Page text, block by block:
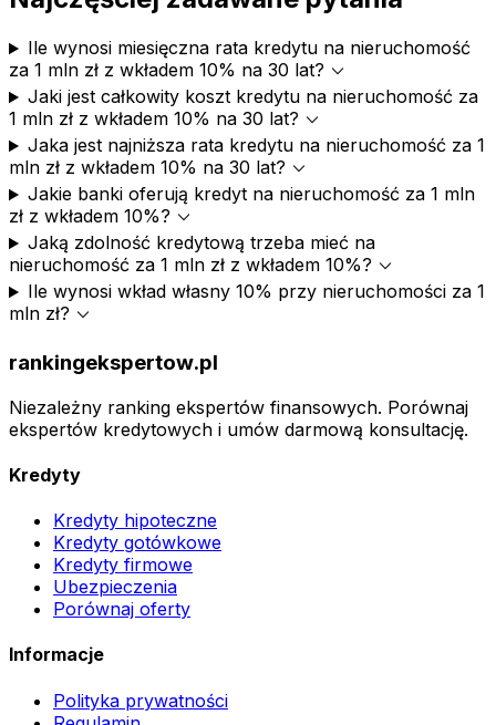
Ile wynosi miesięczna rata kredytu na nieruchomość
za 1 mln zł z wkładem 10% na 30 lat? expand_more
Jaki jest całkowity koszt kredytu na nieruchomość za
1 mln zł z wkładem 10% na 30 lat? expand_more
Jaka jest najniższa rata kredytu na nieruchomość za 1
mln zł z wkładem 10% na 30 lat? expand_more
Jakie banki oferują kredyt na nieruchomość za 1 mln
zł z wkładem 10%? expand_more
Jaką zdolność kredytową trzeba mieć na
nieruchomość za 1 mln zł z wkładem 10%? expand_more
Ile wynosi wkład własny 10% przy nieruchomości za 1
mln zł? expand_more
rankingekspertow.pl
Niezależny ranking ekspertów finansowych. Porównaj
ekspertów kredytowych i umów darmową konsultację.
Kredyty
Kredyty hipoteczne
Kredyty gotówkowe
Kredyty firmowe
Ubezpieczenia
Porównaj oferty
Informacje
Polityka prywatności